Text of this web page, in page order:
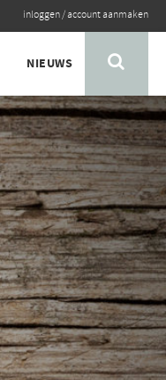
inloggen/account aanmaken
NIEUWS